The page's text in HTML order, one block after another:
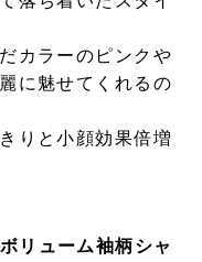
カラーのピンクや
に魅せてくれるの
りと小顔効果倍増
リューム袖柄シャ